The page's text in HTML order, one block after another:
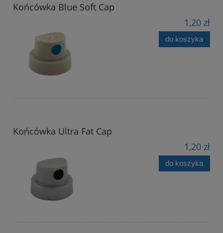
Końcówka Blue Soft Cap
1,20 zł
do koszyka
Końcówka Ultra Fat Cap
1,20 zł
do koszyka